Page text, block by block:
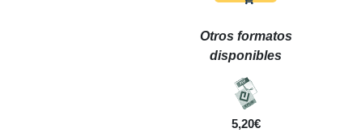
Otros formatos
disponibles
5,20€